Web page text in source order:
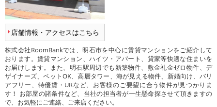
店舗情報・アクセスはこちら
株式会社RoomBankでは、明石市を中心に賃貸マンションをご紹介して
おります。賃貸マンション、ハイツ・アパート、貸家等快適な住まいを
お届けします。また、明石駅周辺でも新築物件、敷金礼金ゼロ物件、デ
ザイナーズ、ペットOK、高層タワー、海が見える物件、新婚向け、バリ
アフリー、特優賃・URなど、お客様のご要望に合う物件が見つかりま
す！ お部屋の諸条件など、当社の担当者が一生懸命探させて頂きますの
で、お気軽にご連絡、ご来店ください。